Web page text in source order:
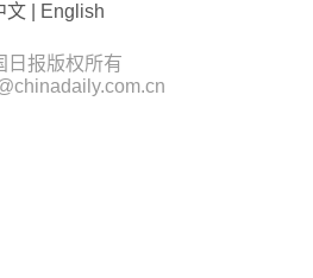
文 English
日报版权所有